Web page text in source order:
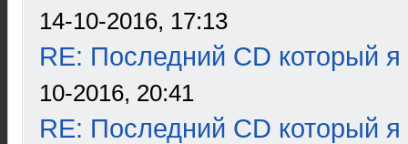
14-10-2016, 17:13
RE: Последний CD который я
10-2016, 20:41
RE: Последний CD который я